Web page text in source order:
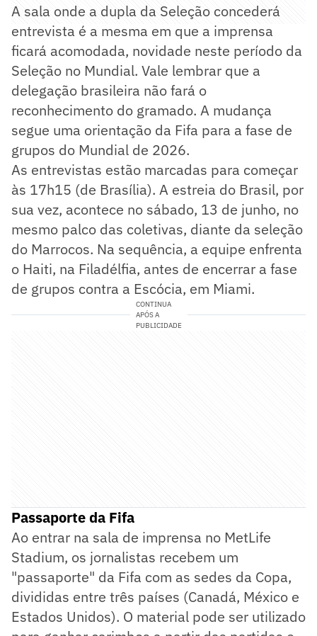
A sala onde a dupla da Seleção concederá
entrevista é a mesma em que a imprensa
ficará acomodada, novidade neste período da
Seleção no Mundial. Vale lembrar que a
delegação brasileira não fará o
reconhecimento do gramado. A mudança
segue uma orientação da Fifa para a fase de
grupos do Mundial de 2026.
As entrevistas estão marcadas para começar
às 17h15 (de Brasília). A estreia do Brasil, por
sua vez, acontece no sábado, 13 de junho, no
mesmo palco das coletivas, diante da seleção
do Marrocos. Na sequência, a equipe enfrenta
o Haiti, na Filadélfia, antes de encerrar a fase
de grupos contra a Escócia, em Miami.
CONTINUA
APÓS A
PUBLICIDADE
Passaporte da Fifa
Ao entrar na sala de imprensa no MetLife
Stadium, os jornalistas recebem um
"passaporte" da Fifa com as sedes da Copa,
divididas entre três países (Canadá, México e
Estados Unidos). O material pode ser utilizado